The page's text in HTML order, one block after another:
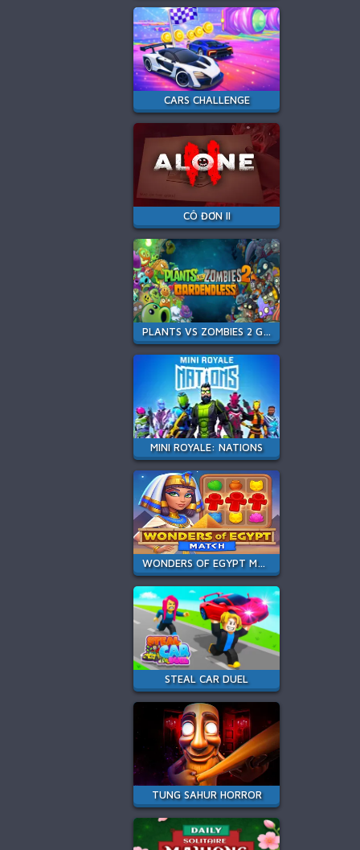
CARS CHALLENGE
CÔ ĐƠN II
PLANTS VS ZOMBIES 2 GARDENDLESS
MINI ROYALE: NATIONS
WONDERS OF EGYPT MATCH
STEAL CAR DUEL
TUNG SAHUR HORROR